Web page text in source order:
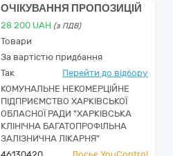
ОЧІКУВАННЯ ПРОПОЗИЦІЙ
28 200 UAH (з ПДВ)
Товари
За вартістю придбання
Так Перейти до відбору
КОМУНАЛЬНЕ НЕКОМЕРЦІЙНЕ
ПІДПРИЄМСТВО ХАРКІВСЬКОЇ
ОБЛАСНОЇ РАДИ "ХАРКІВСЬКА
КЛІНІЧНА БАГАТОПРОФІЛЬНА
ЗАЛІЗНИЧНА ЛІКАРНЯ"